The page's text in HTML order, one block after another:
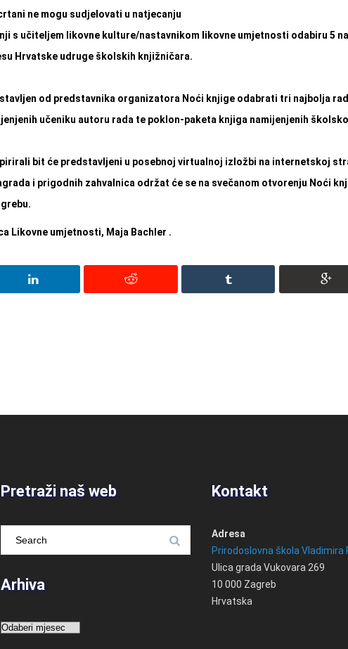
ne mogu sudjelovati u natjecanju
s učiteljem likovne kulture/nastavnikom likovne umjetnosti odabiru 5
Hrvatske udruge školskih knjižničara.
od predstavnika organizatora Noći knjige odabrati tri najbolja
učeniku autoru rada te poklon-paketa knjiga namijenjenih
bit će predstavljeni u posebnoj virtualnoj izložbi na internetskoj
i prigodnih zahvalnica održat će se na svečanom otvorenju Noći
Likovne umjetnosti, Maja Bachler .
Pretraži naš web
Arhiva
Arhiva
Kontakt
Adresa
Prirodoslovna škola Vladimira
Ulica grada Vukovara 269
10 000 Zagreb
Hrvatska